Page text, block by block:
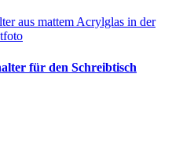
für den Schreibtisch